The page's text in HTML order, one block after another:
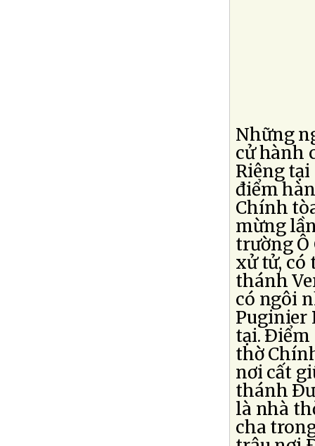
Những
cử hành
Riêng
điểm
Chính
mừng
trường Ô
xử tử, có
thánh
có ngôi
Puginier
tại. Ðiểm
thờ
nơi cất
thánh
là nhà
cha